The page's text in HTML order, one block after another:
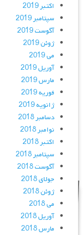
اکتبر 2019
سپتامبر 2019
آگوست 2019
ژوئن 2019
می 2019
آوریل 2019
مارس 2019
فوریه 2019
ژانویه 2019
دسامبر 2018
نوامبر 2018
اکتبر 2018
سپتامبر 2018
آگوست 2018
جولای 2018
ژوئن 2018
می 2018
آوریل 2018
مارس 2018